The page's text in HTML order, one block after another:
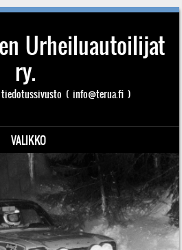
Urheiluautoilijat
ry.
( info@terua.fi )
VALIKKO